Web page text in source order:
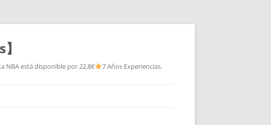
NBA está disponible por 22,8€ 7 Años Experiencias.